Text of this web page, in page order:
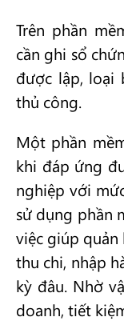
Trên phần
cần ghi sổ
được lập, loại
thủ công.
Một phần
khi đáp ứng
nghiệp với
sử dụng phần
việc giúp quản
thu chi, nhập
kỳ đâu. Nhờ
doanh, tiết